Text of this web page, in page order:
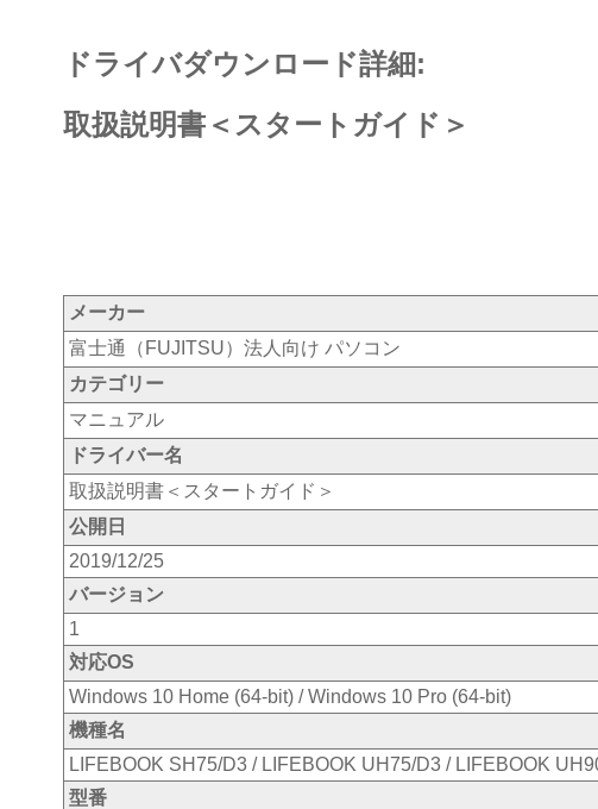
ドライバダウンロード詳細:
取扱説明書＜スタートガイド＞
メーカー
富士通（FUJITSU）法人向け パソコン
カテゴリー
マニュアル
ドライバー名
取扱説明書＜スタートガイド＞
公開日
2019/12/25
バージョン
1
対応OS
Windows 10 Home (64-bit) / Windows 10 Pro (64-bit)
機種名
LIFEBOOK SH75/D3 / LIFEBOOK UH75/D3 / LIFEBOOK
型番